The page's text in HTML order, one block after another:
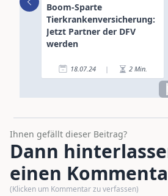
Boom-Sparte
Tierkrankenversicherung:
Jetzt Partner der DFV
werden
18.07.24 | 2 Min.
Ihnen gefällt dieser Beitrag?
Dann
einen
(Klicken um Kommentar zu verfassen)